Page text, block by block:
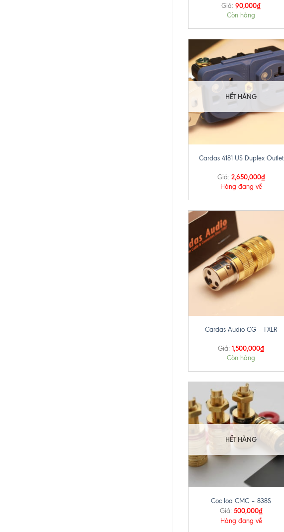
Giá: 90,000₫
Còn hàng
HẾT HÀNG
Cardas 4181 US Duplex Outlet
Giá: 2,650,000₫
Hàng đang về
Cardas Audio CG – FXLR
Giá: 1,500,000₫
Còn hàng
HẾT HÀNG
Cọc loa CMC – 838S
Giá: 500,000₫
Hàng đang về